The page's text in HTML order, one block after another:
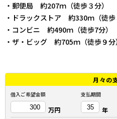
・郵便局 約207ｍ（徒歩３分）
・ドラックストア 約330ｍ（徒歩
・コンビニ 約490ｍ（徒歩7分）
・ザ・ビッグ 約705ｍ（徒歩９分
月々の
借入ご希望金額
万円
支払期間
年